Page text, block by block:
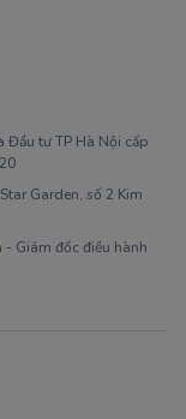
Đầu tư TP Hà Nội cấp
Garden, số 2 Kim
Giám đốc điều hành